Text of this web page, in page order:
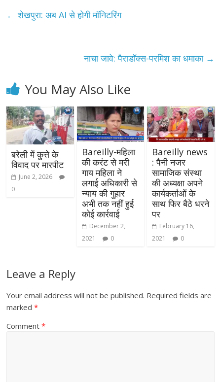
← शेखपुरा: अब AI से होगी मॉनिटरिंग
नाचा जावे: पैराडॉक्स-परमिश का धमाका →
You May Also Like
बरेली में कुत्ते के
विवाद पर मारपीट
June 2, 2026
0
Bareilly-महिला
की करंट से मरी
गाय महिला ने
लगाई अधिकारी से
न्याय की गुहार
अभी तक नहीं हुई
कोई कार्रवाई
December 2,
2021
0
Bareilly news
: पैनी नजर
सामाजिक संस्था
की अध्यक्षा अपने
कार्यकर्ताओं के
साथ फिर बैठे धरने
पर
February 16,
2021
0
Leave a Reply
Your email address will not be published. Required fields are
marked*
Comment*